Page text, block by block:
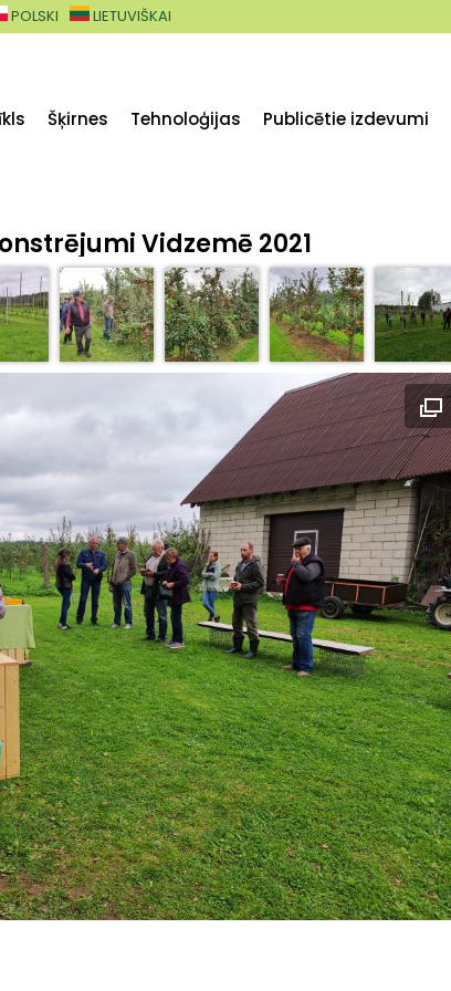
POLSKI LIETUVIŠKAI
Šķirnes Tehnoloģijas Publicētie izdevumi
Vidzemē 2021